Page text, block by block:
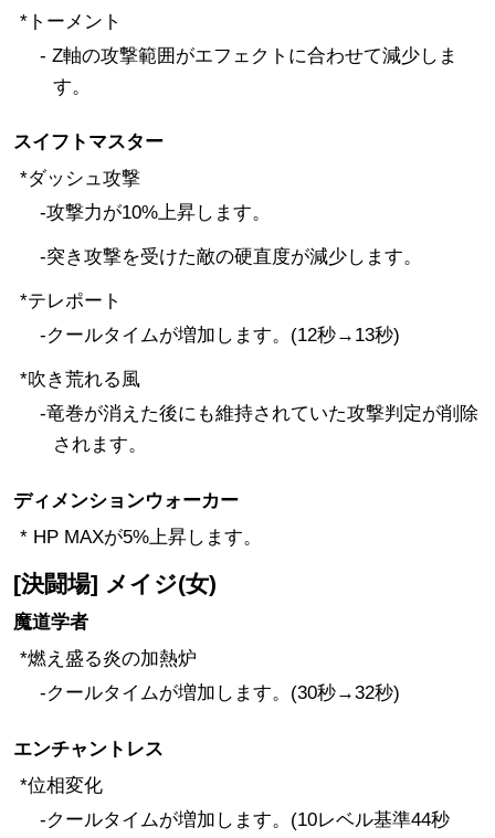
*トーメント
- Z軸の攻撃範囲がエフェクトに合わせて減少しま
す。
スイフトマスター
*ダッシュ攻撃
-攻撃力が10%上昇します。
-突き攻撃を受けた敵の硬直度が減少します。
*テレポート
-クールタイムが増加します。(12秒→13秒)
*吹き荒れる風
-竜巻が消えた後にも維持されていた攻撃判定が削除
されます。
ディメンションウォーカー
* HP MAXが5%上昇します。
[決闘場] メイジ(女)
魔道学者
*燃え盛る炎の加熱炉
-クールタイムが増加します。(30秒→32秒)
エンチャントレス
*位相変化
-クールタイムが増加します。(10レベル基準44秒